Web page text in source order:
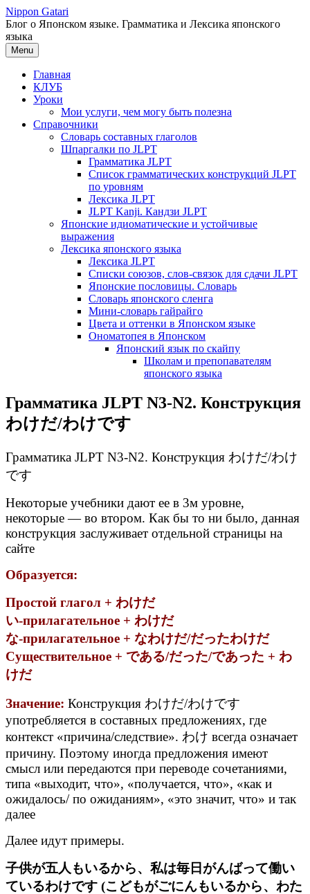
Перейти
к
содержимому
Nippon Gatari
Блог о Японском языке. Грамматика и Лексика японского
языка
Menu
Главная
КЛУБ
Уроки
Мои услуги, чем могу быть полезна
Справочники
Словарь составных глаголов
Шпаргалки по JLPT
Грамматика JLPT
Список грамматических конструкций JLPT
по уровням
Лексика JLPT
JLPT Kanji. Кандзи JLPT
Японские идиоматические и устойчивые
выражения
Лексика японского языка
Лексика JLPT
Списки союзов, слов-связок для сдачи JLPT
Японские пословицы. Словарь
Словарь японского сленга
Мини-словарь гайрайго
Цвета и оттенки в Японском языке
Ономатопея в Японском
Японский язык по скайпу
Школам и препопавателям
японского языка
Грамматика JLPT N3-N2. Конструкция
わけだ/わけです
Грамматика JLPT N3-N2. Конструкция わけだ/わけ
です
Некоторые учебники дают ее в 3м уровне,
некоторые — во втором. Как бы то ни было, данная
конструкция заслуживает отдельной страницы на
сайте
Образуется:
Простой глагол + わけだ
い-прилагательное + わけだ
な-прилагательное + なわけだ/だったわけだ
Существительное + である/だった/であった + わ
けだ
Значение: Конструкция わけだ/わけです
употребляется в составных предложениях, где
контекст «причина/следствие». わけ всегда означает
причину. Поэтому иногда предложения имеют
смысл или передаются при переводе сочетаниями,
типа «выходит, что», «получается, что», «как и
ожидалось/ по ожиданиям», «это значит, что» и так
далее
Далее идут примеры.
子供が五人もいるから、私は毎日がんばって働い
ているわけです (こどもがごにんもいるから、わた